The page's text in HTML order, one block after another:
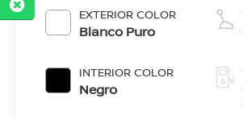
EXTERIOR COLOR
Blanco Puro
INTERIOR COLOR
Negro